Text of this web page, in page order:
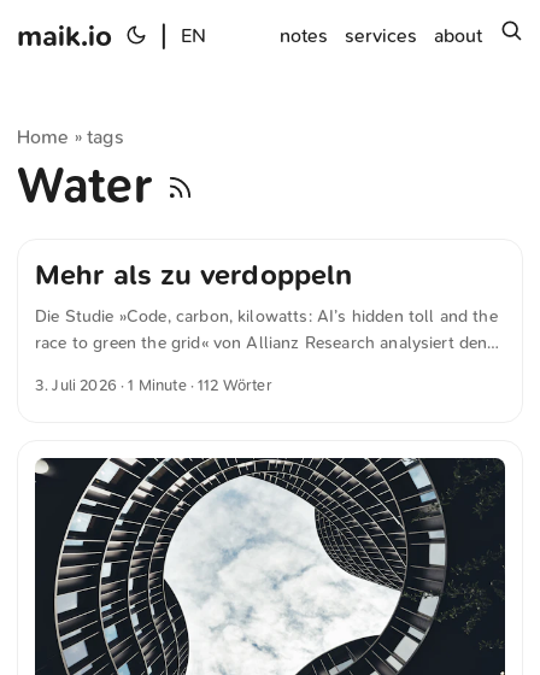
maik.io EN notes services about
Home »tags
Water
Mehr als zu verdoppeln
Die Studie »Code, carbon, kilowatts: AI’s hidden toll and the
race to green the grid« von Allianz Research analysiert den
Intelligenz. Die Autoren Katharina Utermoehl und Patrick
verursachen als bisher angenommen. Ohne eine schnelle
Umstellung auf grüne Stromnetze drohen sich die
weltweiten Emissionen dieser Technologie bis zum Jahr
2030 mehr als zu verdoppeln. Neben dem enormen CO2-
Ausstoß verschlingt die Infrastruktur zudem gigantische
Mengen Wasser für die Kühlung und verschärft die globale
Ressourcenknappheit. ...
3. Juli 2026 · 1 Minute · 112 Wörter